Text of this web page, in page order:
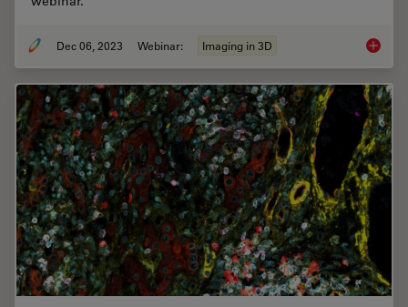
Dec 06, 2023 Webinar: Imaging in 3D